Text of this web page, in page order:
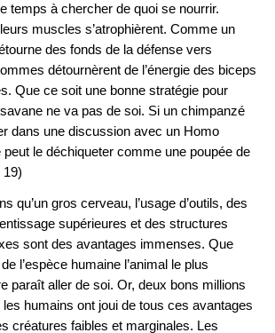
temps à chercher de quoi se nourrir.
muscles s’atrophièrent. Comme un
des fonds de la défense vers
détournèrent de l’énergie des biceps
Que ce soit une bonne stratégie pour
ne va pas de soi. Si un chimpanzé
dans une discussion avec un Homo
le déchiqueter comme une poupée de
19)
qu’un gros cerveau, l’usage d’outils, des
supérieures et des structures
sont des avantages immenses. Que
l’espèce humaine l’animal le plus
paraît aller de soi. Or, deux bons millions
les humains ont joui de tous ces avantages
créatures faibles et marginales. Les